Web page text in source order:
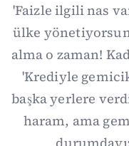
'Faizle ilgili nas
ülke
alma o zaman!
'Krediyle
başka yerlere
haram, ama